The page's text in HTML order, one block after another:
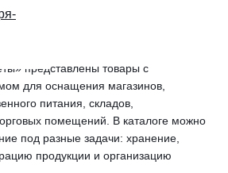
представлены товары с
для оснащения магазинов,
питания, складов,
помещений. В каталоге можно
под разные задачи: хранение,
продукции и организацию